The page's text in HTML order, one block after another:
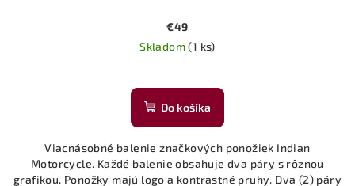
€49
Skladom(1 ks)
Do košíka
Viacnásobné balenie značkových ponožiek Indian
Motorcycle. Každé balenie obsahuje dva páry s rôznou
grafikou. Ponožky majú logo a kontrastné pruhy. Dva (2) páry